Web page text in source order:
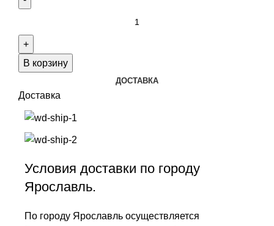
В корзину
ДОСТАВКА
Доставка
Условия доставки по городу
Ярославль.
По городу Ярославль осуществляется